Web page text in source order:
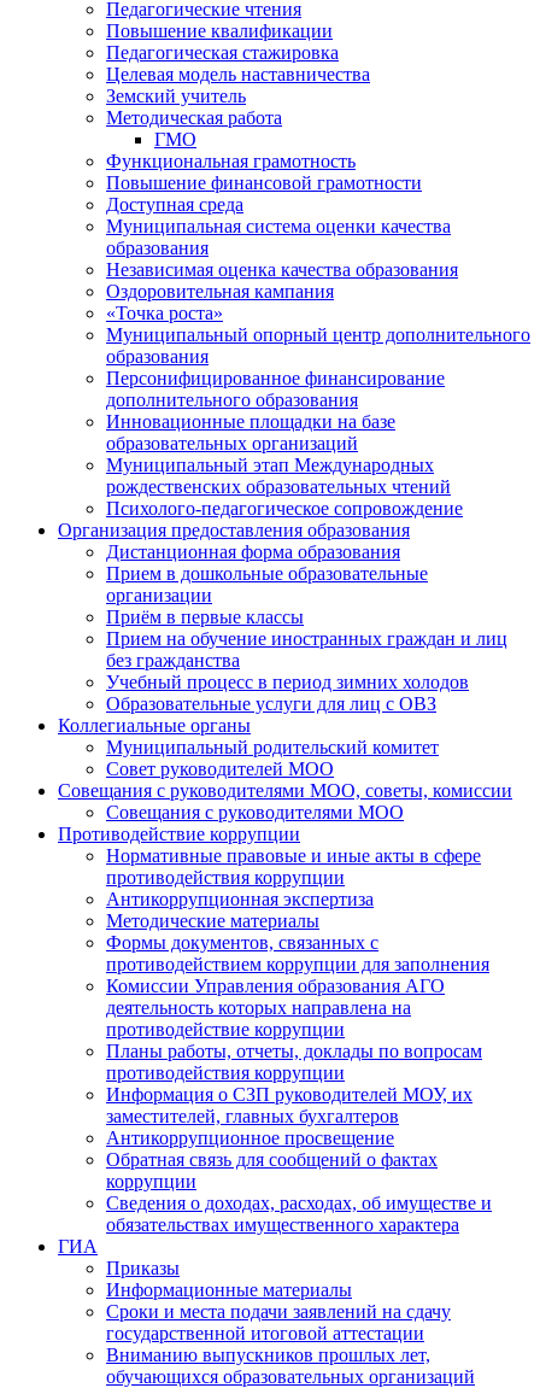
Педагогические чтения
Повышение квалификации
Педагогическая стажировка
Целевая модель наставничества
Земский учитель
Методическая работа
ГМО
Функциональная грамотность
Повышение финансовой грамотности
Доступная среда
Муниципальная система оценки качества
образования
Независимая оценка качества образования
Оздоровительная кампания
«Точка роста»
Муниципальный опорный центр дополнительного
образования
Персонифицированное финансирование
дополнительного образования
Инновационные площадки на базе
образовательных организаций
Муниципальный этап Международных
рождественских образовательных чтений
Психолого-педагогическое сопровождение
Организация предоставления образования
Дистанционная форма образования
Прием в дошкольные образовательные
организации
Приём в первые классы
Прием на обучение иностранных граждан и лиц
без гражданства
Учебный процесс в период зимних холодов
Образовательные услуги для лиц с ОВЗ
Коллегиальные органы
Муниципальный родительский комитет
Совет руководителей МОО
Совещания с руководителями МОО, советы, комиссии
Совещания с руководителями МОО
Противодействие коррупции
Нормативные правовые и иные акты в сфере
противодействия коррупции
Антикоррупционная экспертиза
Методические материалы
Формы документов, связанных с
противодействием коррупции для заполнения
Комиссии Управления образования АГО
деятельность которых направлена на
противодействие коррупции
Планы работы, отчеты, доклады по вопросам
противодействия коррупции
Информация о СЗП руководителей МОУ, их
заместителей, главных бухгалтеров
Антикоррупционное просвещение
Обратная связь для сообщений о фактах
коррупции
Сведения о доходах, расходах, об имуществе и
обязательствах имущественного характера
ГИА
Приказы
Информационные материалы
Сроки и места подачи заявлений на сдачу
государственной итоговой аттестации
Вниманию выпускников прошлых лет,
обучающихся образовательных организаций